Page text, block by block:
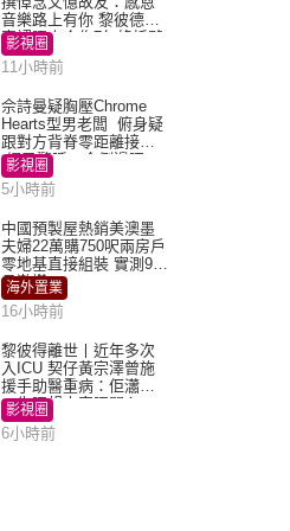
音樂路上有你 黎彼德曾
直認唔夾合作7年終拆夥
影視圈
11小時前
佘詩曼疑胸壓Chrome
Hearts型男老闆 俯身疑
跟對方背脊零距離接觸
網民驚呼：企側邊唔
得？
影視圈
5小時前
中國預製屋熱銷美澳墨
夫婦22萬購750呎兩房戶
零地基直接組裝 實測9個
月激讚
海外置業
16小時前
黎彼得離世丨近年多次
入ICU 契仔黃宗澤曾施
援手助醫重病：佢瀟灑
一生唔想大家唔開心
影視圈
6小時前